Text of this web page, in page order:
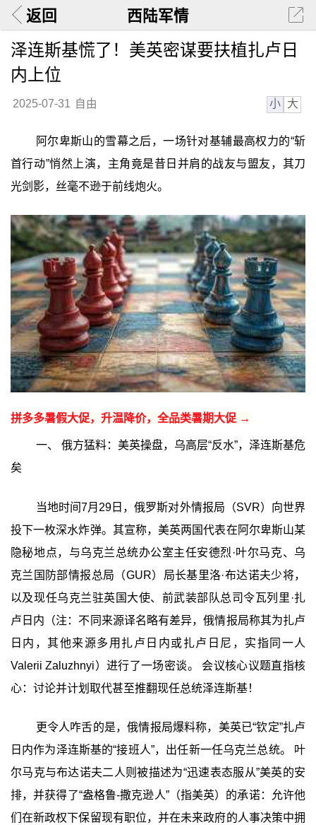
返回 西陆军情
泽连斯基慌了！美英密谋要扶植扎卢日
内上位
2025-07-31 自由 小 大
阿尔卑斯山的雪幕之后，一场针对基辅最高权力的“斩
首行动”悄然上演，主角竟是昔日并肩的战友与盟友，其刀
光剑影，丝毫不逊于前线炮火。
拼多多暑假大促，升温降价，全品类暑期大促 →
一、 俄方猛料：美英操盘，乌高层“反水”，泽连斯基危
矣
当地时间7月29日，俄罗斯对外情报局（SVR）向世界
投下一枚深水炸弹。其宣称，美英两国代表在阿尔卑斯山某
隐秘地点，与乌克兰总统办公室主任安德烈·叶尔马克、乌
克兰国防部情报总局（GUR）局长基里洛·布达诺夫少将，
以及现任乌克兰驻英国大使、前武装部队总司令瓦列里·扎
卢日内（注：不同来源译名略有差异，俄情报局称其为扎卢
日内，其他来源多用扎卢日内或扎卢日尼，实指同一人
Valerii Zaluzhnyi）进行了一场密谈。 会议核心议题直指核
心：讨论并计划取代甚至推翻现任总统泽连斯基！
更令人咋舌的是，俄情报局爆料称，美英已“钦定”扎卢
日内作为泽连斯基的“接班人”，出任新一任乌克兰总统。 叶
尔马克与布达诺夫二人则被描述为“迅速表态服从”美英的安
排，并获得了“盎格鲁-撒克逊人”（指美英）的承诺：允许他
们在新政权下保留现有职位，并在未来政府的人事决策中拥